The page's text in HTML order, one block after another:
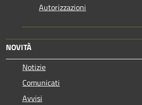
Autorizzazioni
NOVITÀ
Notizie
Comunicati
Avvisi